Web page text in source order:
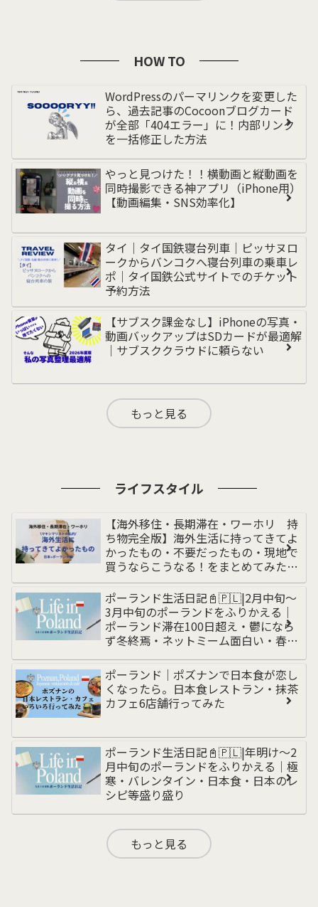
HOW TO
WordPressのパーマリンクを変更した
ら、過去記事のCocoonブログカード
が全部「404エラー」に！内部リンク
を一括修正した方法
やっと見つけた！！横動画と縦動画を
同時撮影できる神アプリ（iPhone用）
【動画編集・SNS効率化】
タイ｜タイ国鉄寝台列車｜ピッサヌロ
ークからバンコクへ寝台列車の乗車レ
ポ｜タイ国鉄公式サイトでのチケット
予約方法
【サブスク課金なし】iPhoneの写真・
動画バックアップはSDカードが最適解
｜サブスククラウドに頼らない
もっと見る
ライフスタイル
【海外移住・長期滞在・ワーホリ 持
ち物完全版】海外生活に持ってきてよ
かったもの・不要だったもの・現地で
買うならこうなる！をまとめてみた｜
荷物多めの私｜持ち物リスト｜ポーラ
ンド編
ポーランド生活日記📓🇵🇱|2月中旬〜
3月中旬のポーランドをふりかえる｜
ポーランド滞在100日超え・鬱になら
ず冬終焉・ネットミーム面白い・春の
却・為替動き
ポーランド｜ポズナンで日本食が恋し
くなったら。日本食レストラン・抹茶
カフェ6店舗行ってみた
ポーランド生活日記📓🇵🇱|年明け〜2
月中旬のポーランドをふりかえる｜極
寒・バレンタイン・日本食・日本のレ
シピ等盛り盛り
もっと見る